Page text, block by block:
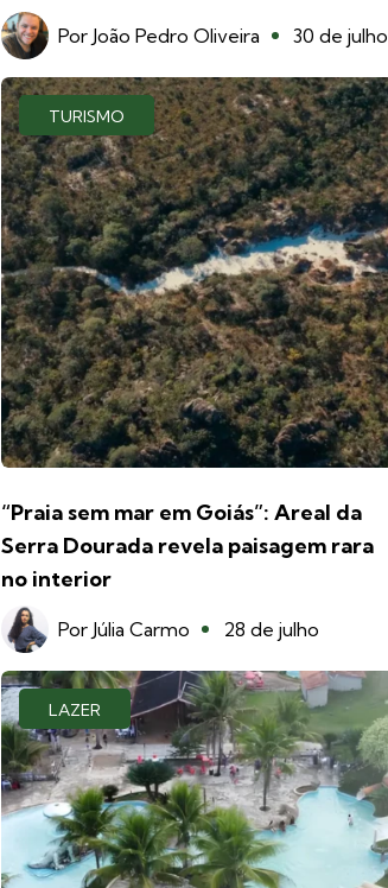
Por João Pedro Oliveira 30 de julho
TURISMO
“Praia sem mar em Goiás”: Areal da
Serra Dourada revela paisagem rara
no interior
Por Júlia Carmo 28 de julho
LAZER